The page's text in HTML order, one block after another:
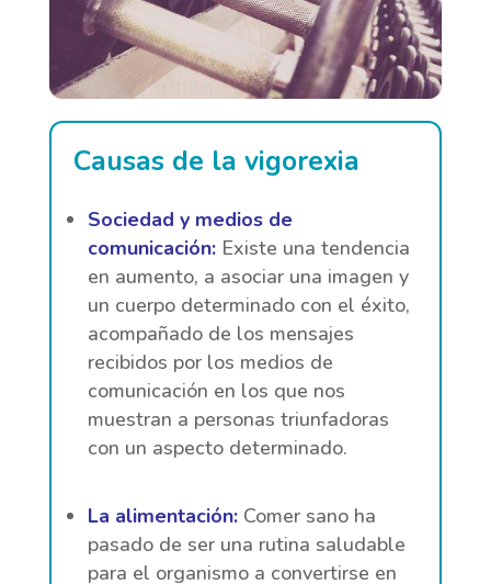
Causas de la vigorexia
Sociedad y medios de
comunicación:Existe una tendencia
en aumento, a asociar una imagen y
un cuerpo determinado con el éxito,
acompañado de los mensajes
recibidos por los medios de
comunicación en los que nos
muestran a personas triunfadoras
con un aspecto determinado.
La alimentación:Comer sano ha
pasado de ser una rutina saludable
para el organismo a convertirse en